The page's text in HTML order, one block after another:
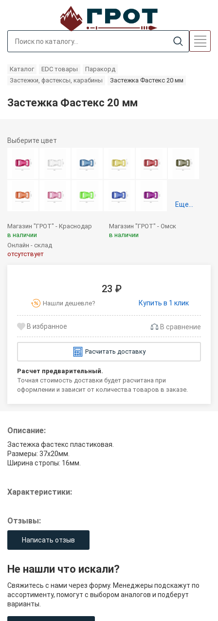
Каталог EDC товары
Паракорд
Застежки, фастексы, карабины
Застежка Фастекс 20 мм
Застежка Фастекс 20 мм
Выберите цвет
Еще...
Магазин "ГРОТ" - Краснодар
в наличии
Магазин "ГРОТ" - Омск
в наличии
Онлайн - склад
отсутствует
23 ₽
Нашли дешевле? Купить в 1 клик
В сравнение
Расчитать доставку
Расчет предварительный.
Точная стоимость доставки будет расчитана при
оформлении и зависит от количества товаров в заказе.
Описание:
Застежка фастекс пластиковая.
Размеры: 37х20мм.
Ширина стропы: 16мм.
Характеристики:
Отзывы:
Написать отзыв
Не нашли что искали?
Свяжитесь с нами через форму. Менеджеры подскажут по
ассортименту, помогут с выбором аналогов и подберут
варианты.